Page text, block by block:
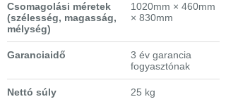
Csomagolási méretek
(szélesség, magasság,
mélység)
1020mm × 460mm
× 830mm
Garanciaidő
3 év garancia
fogyasztónak
Nettó súly 25 kg